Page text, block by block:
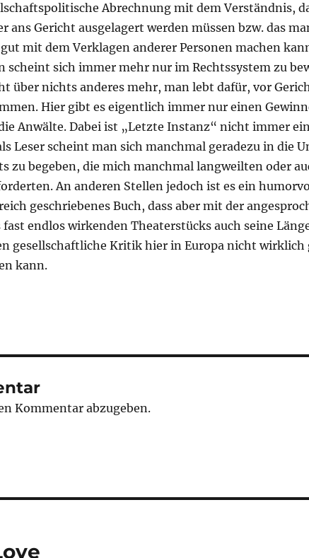
Abrechnung mit dem Verständnis,
ans Gericht ausgelagert werden müssen bzw. das
mit dem Verklagen anderer Personen machen
scheint sich immer mehr nur im Rechtssystem zu
über nichts anderes mehr, man lebt dafür, vor
Hier gibt es eigentlich immer nur einen
Anwälte. Dabei ist „Letzte Instanz“ nicht immer
Leser scheint man sich manchmal geradezu in die
zu begeben, die mich manchmal langweilten oder
An anderen Stellen jedoch ist es ein
geschriebenes Buch, dass aber mit der
fast endlos wirkenden Theaterstücks auch seine
gesellschaftliche Kritik hier in Europa nicht wirklich
kann.
Kommentar abzugeben.